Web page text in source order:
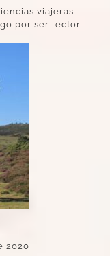
viajeras
por ser lector
2020